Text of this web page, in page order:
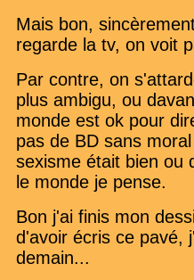
Mais bon,
regarde la tv, on voit
Par contre, on
plus ambigu, ou
monde est ok pour
pas de BD sans
sexisme était bien ou
le monde je pense.
Bon j'ai finis mon
d'avoir écris ce pavé,
demain...